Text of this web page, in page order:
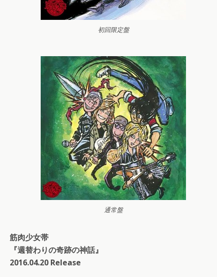
初回限定盤
通常盤
筋肉少女帯
『週替わりの奇跡の神話』
2016.04.20 Release